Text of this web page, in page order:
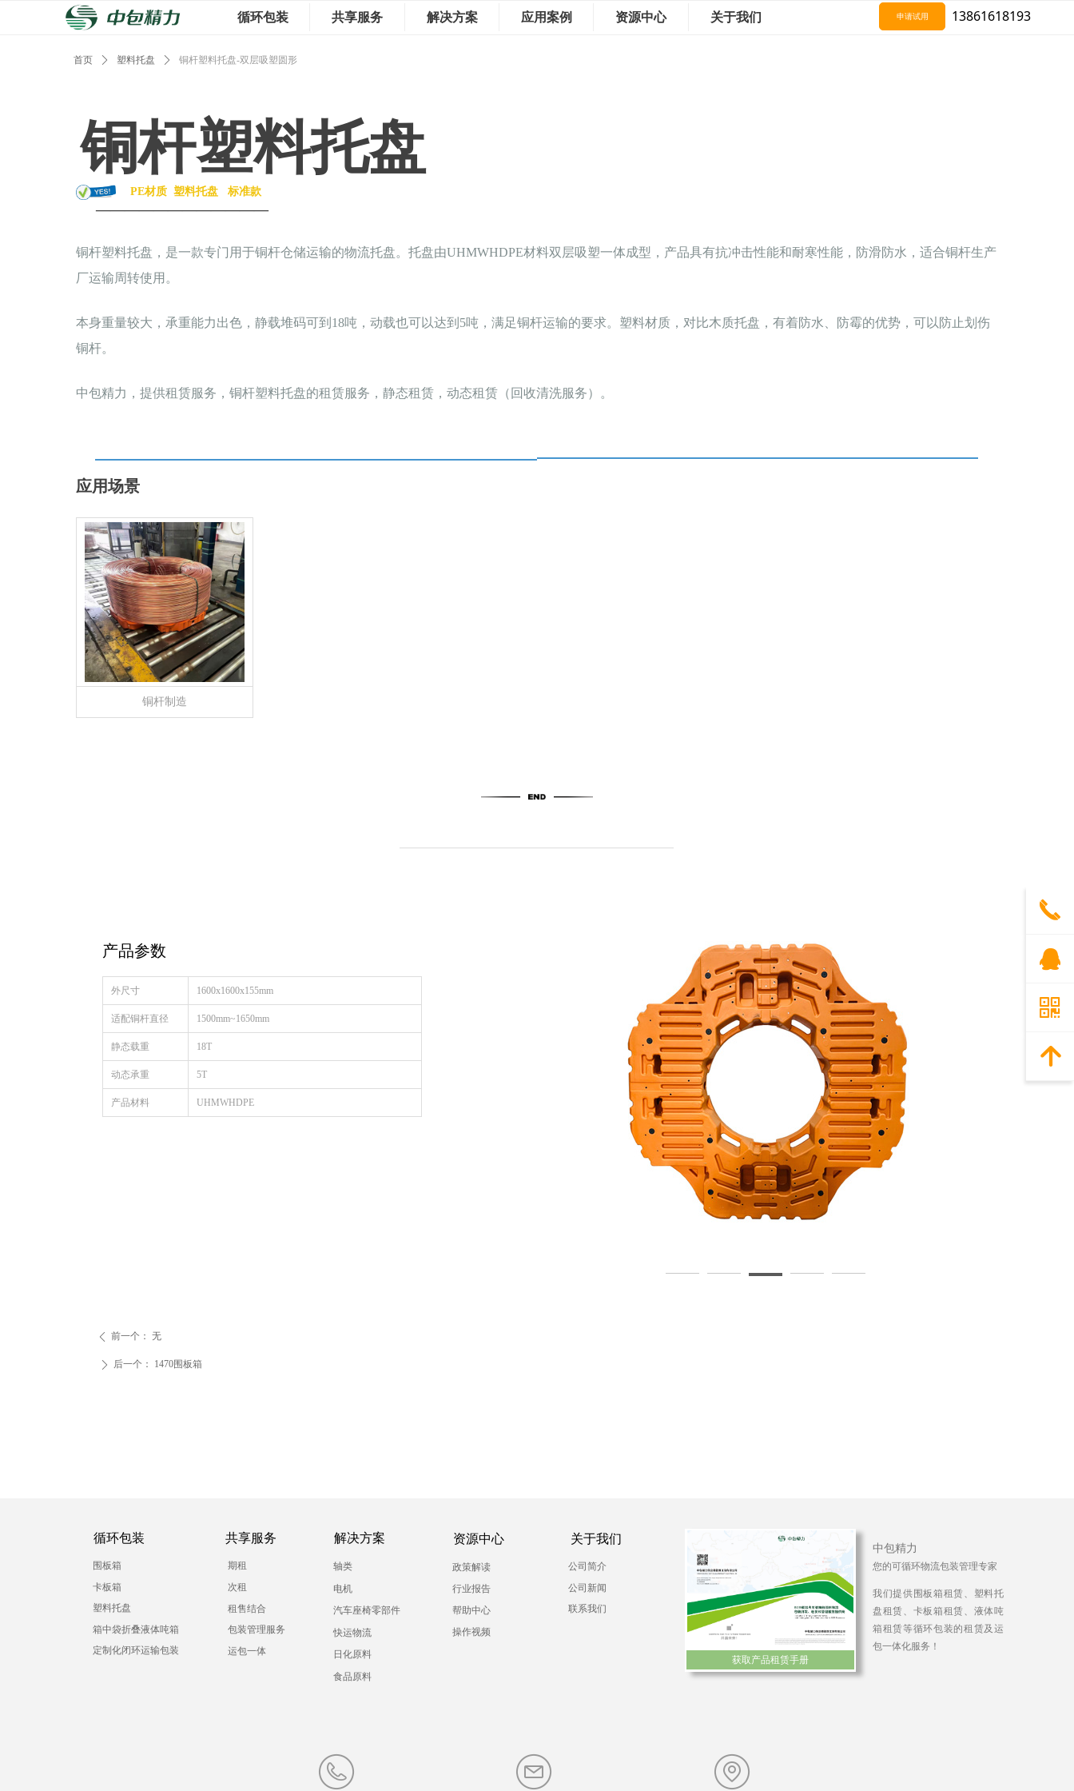
循环包装 共享服务 解决方案 应用案例 资源中心 关于我们 申请试用 13861618193
首页 ꄲ 塑料托盘 ꄲ 铜杆塑料托盘-双层吸塑圆形
ꄴ 前一个： 无
ꄲ 后一个： 1470围板箱
铜杆塑料托盘
PE材质 塑料托盘 标准款
————————————
铜杆塑料托盘，是一款专门用于铜杆仓储运输的物流托盘。托盘由UHMWHDPE材料双层吸塑一体成型，产品具有抗冲击性能和耐寒性能，防滑防水，适合铜杆生产
厂运输周转使用。
本身重量较大，承重能力出色，静载堆码可到18吨，动载也可以达到5吨，满足铜杆运输的要求。塑料材质，对比木质托盘，有着防水、防霉的优势，可以防止划伤
铜杆。
中包精力，提供租赁服务，铜杆塑料托盘的租赁服务，静态租赁，动态租赁（回收清洗服务）。
应用场景
铜杆制造
外尺寸 1600x1600x155mm
适配铜杆直径 1500mm~1650mm
静态载重 18T
动态承重 5T
产品材料 UHMWHDPE
产品参数
循环包装
围板箱
卡板箱
塑料托盘
箱中袋折叠液体吨箱
定制化闭环运输包装
共享服务
期租
次租
租售结合
包装管理服务
运包一体
解决方案
轴类
电机
汽车座椅零部件
快运物流
日化原料
食品原料
资源中心
政策解读
行业报告
帮助中心
操作视频
获取产品租赁手册
中包精力
您的可循环物流包装管理专家
我们提供围板箱租赁、塑料托
盘租赁、卡板箱租赁、液体吨
箱租赁等循环包装的租赁及运
包一体化服务！
关于我们
公司简介
公司新闻
联系我们
끅
뀩
낃
녕